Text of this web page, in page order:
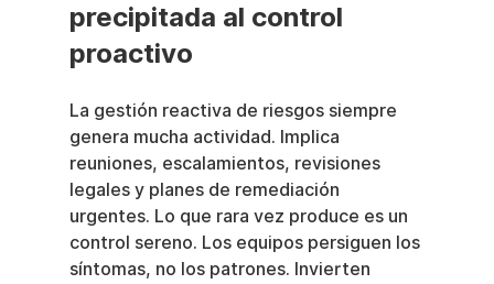
precipitada al control
proactivo
La gestión reactiva de riesgos siempre
genera mucha actividad. Implica
reuniones, escalamientos, revisiones
legales y planes de remediación
urgentes. Lo que rara vez produce es un
control sereno. Los equipos persiguen los
síntomas, no los patrones. Invierten